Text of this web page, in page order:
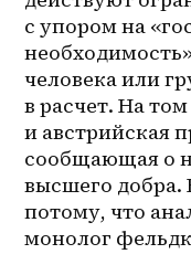
с упором на
человека или
в расчет. На
и австрийская
сообщающая о
высшего добра.
потому, что
монолог